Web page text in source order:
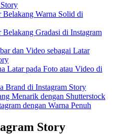
Belakang Warna Solid di
Gradasi di Instagram
dan Video sebagai Latar
Latar pada Foto atau Video di
Brand di Instagram Story
Menarik dengan Shutterstock
dengan Warna Penuh
Story